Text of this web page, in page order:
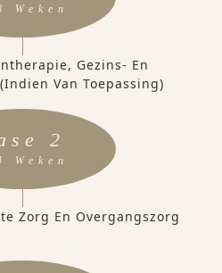
Weken
Gezins- En
Van Toepassing)
2
Weken
Zorg En Overgangszorg